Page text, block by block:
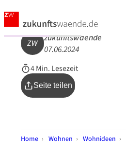
ZW
zukunftswaende
07.06.2024
4 Min. Lesezeit
Seite teilen
Home › Wohnen › Wohnideen ›